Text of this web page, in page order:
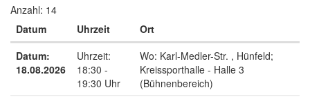
Anzahl: 14
Termine zum diesen Kurs
Datum Uhrzeit
Ort
Datum:
18.08.2026
Uhrzeit:
18:30 -
19:30 Uhr
Wo: Karl-Medler-Str. , Hünfeld;
Kreissporthalle - Halle 3
(Bühnenbereich)